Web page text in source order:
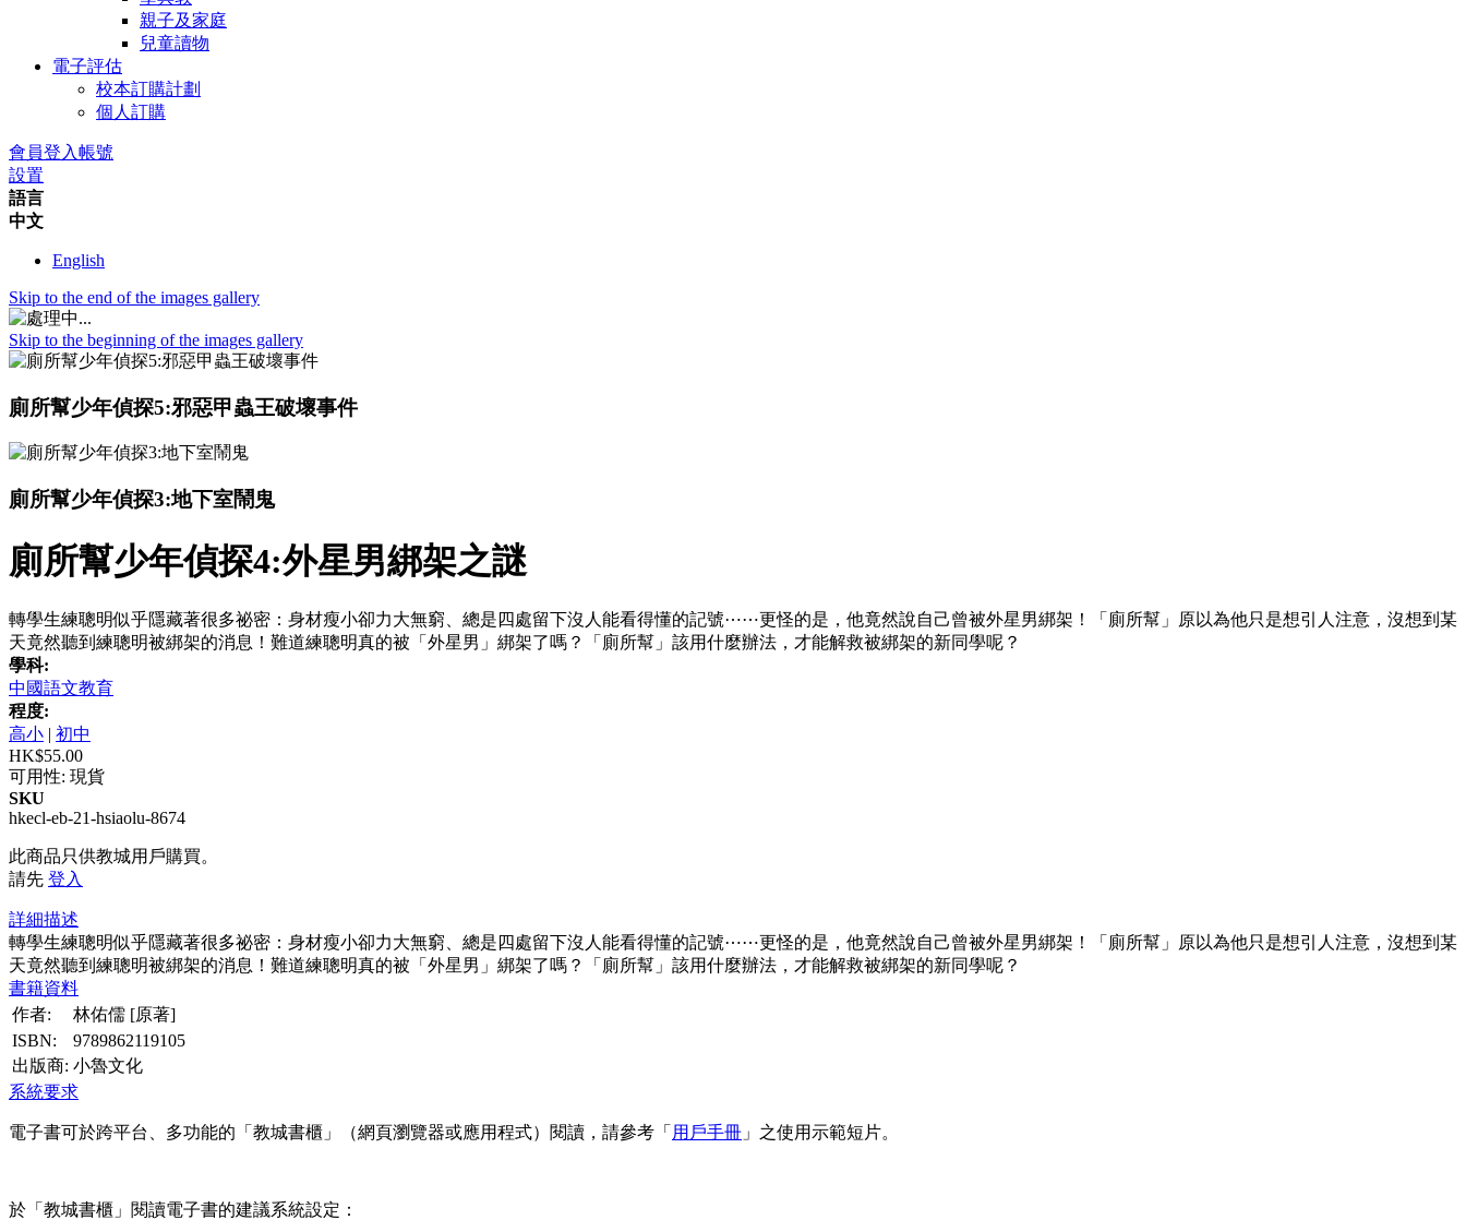
親子及家庭
兒童讀物
電子評估
校本訂購計劃
個人訂購
會員登入帳號
設置
語言
中文
English
Skip to the end of the images gallery
Skip to the beginning of the images gallery
廁所幫少年偵探5:邪惡甲蟲王破壞事件
廁所幫少年偵探3:地下室鬧鬼
廁所幫少年偵探4:外星男綁架之謎
轉學生練聰明似乎隱藏著很多祕密：身材瘦小卻力大無窮、總是四處留下沒人能看得懂的記號⋯⋯更怪的是，他竟然說自己曾被外星男綁架！「廁所幫」原以為他只是想引人注意，沒想到某
天竟然聽到練聰明被綁架的消息！難道練聰明真的被「外星男」綁架了嗎？「廁所幫」該用什麼辦法，才能解救被綁架的新同學呢？
學科:
中國語文教育
程度:
高小 | 初中
HK$55.00
可用性: 現貨
SKU
hkecl-eb-21-hsiaolu-8674
此商品只供教城用戶購買。
請先 登入
詳細描述
轉學生練聰明似乎隱藏著很多祕密：身材瘦小卻力大無窮、總是四處留下沒人能看得懂的記號⋯⋯更怪的是，他竟然說自己曾被外星男綁架！「廁所幫」原以為他只是想引人注意，沒想到某
天竟然聽到練聰明被綁架的消息！難道練聰明真的被「外星男」綁架了嗎？「廁所幫」該用什麼辦法，才能解救被綁架的新同學呢？
書籍資料
作者:
林佑儒 [原著]
ISBN:
9789862119105
出版商: 小魯文化
系統要求
電子書可於跨平台、多功能的「教城書櫃」（網頁瀏覽器或應用程式）閱讀，請參考「 用戶手冊 」之使用示範短片。
於「教城書櫃」閱讀電子書的建議系統設定：